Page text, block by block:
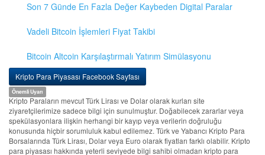
Son 7 Günde En Fazla Değer Kaybeden Digital Paralar
Vadeli Bitcoin İşlemleri Fiyat Takibi
Bitcoin Altcoin Karşılaştırmalı Yatırım Simülasyonu
Kripto Para Piyasası Facebook Sayfası
Önemli Uyarı
Kripto Paraların mevcut Türk Lirası ve Dolar olarak kurları site
ziyaretçilerimize sadece bilgi için sunulmuştur. Doğabilecek zararlar veya
spekülasyonlara ilişkin herhangi bir kayıp veya verilerin doğruluğu
konusunda hiçbir sorumluluk kabul edilemez. Türk ve Yabancı Kripto Para
Borsalarında Türk Lirası, Dolar veya Euro olarak fiyatları farklı olabilir. Kripto
para piyasası hakkında yeterli seviyede bilgi sahibi olmadan kripto para